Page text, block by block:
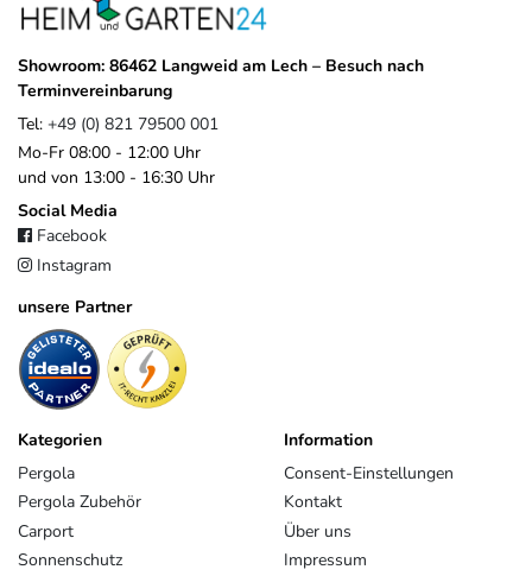
Platinum B.V.
Asselbergsstraat
4815Breda Niederlande
sales@platinum.nl
+31 76 572 0878
Showroom: 86462 Langweid am Lech – Besuch nach
Terminvereinbarung
Tel: +49 (0) 821 79500 001
Mo-Fr 08:00 - 12:00 Uhr
und von 13:00 - 16:30 Uhr
Social Media
Facebook
Instagram
unsere Partner
Kategorien
Pergola
Pergola Zubehör
Carport
Sonnenschutz
Information
Consent-Einstellungen
Kontakt
Über uns
Impressum